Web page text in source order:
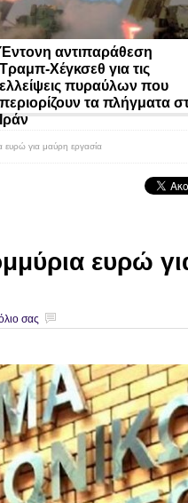
Έντονη αντιπαράθεση
Τραμπ-Χέγκσεθ για τις
ελλείψεις πυραύλων που
περιορίζουν τα πλήγματα
Ιράν
ευρώ για μαύρη εργασία
ευρώ
σας